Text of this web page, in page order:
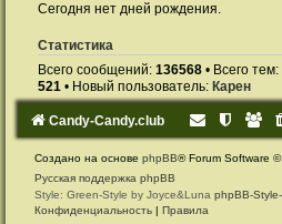
Сегодня нет дней рождения.
Статистика
Всего сообщений: 136568 • Всего тем:
521 • Новый пользователь: Карен
Candy-Candy.club
Создано на основе phpBB® Forum Software
Русская поддержка phpBB
Style: Green-Style by Joyce&Luna phpBB-
Конфиденциальность | Правила